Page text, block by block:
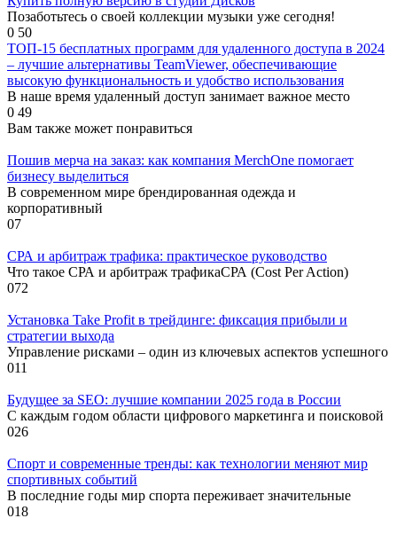
Позаботьтесь о своей коллекции музыки уже сегодня!
0 50
ТОП-15 бесплатных программ для удаленного доступа в 2024
– лучшие альтернативы TeamViewer, обеспечивающие
высокую функциональность и удобство использования
В наше время удаленный доступ занимает важное место
0 49
Вам также может понравиться
Пошив мерча на заказ: как компания MerchOne помогает
бизнесу выделиться
В современном мире брендированная одежда и
корпоративный
07
СРА и арбитраж трафика: практическое руководство
Что такое СРА и арбитраж трафикаСРА (Cost Per Action)
072
Установка Take Profit в трейдинге: фиксация прибыли и
стратегии выхода
Управление рисками – один из ключевых аспектов успешного
011
Будущее за SEO: лучшие компании 2025 года в России
С каждым годом области цифрового маркетинга и поисковой
026
Спорт и современные тренды: как технологии меняют мир
спортивных событий
В последние годы мир спорта переживает значительные
018